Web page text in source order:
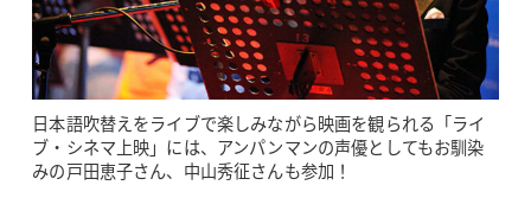
日本語吹替えをライブで楽しみながら映画を観られる「ライ
ブ・シネマ上映」には、アンパンマンの声優としてもお馴染
みの戸田恵子さん、中山秀征さんも参加！